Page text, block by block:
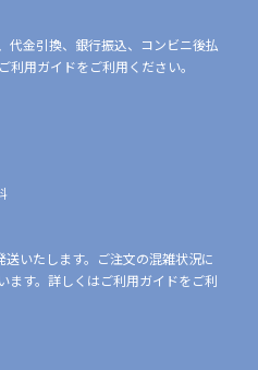
代金引換、銀行振込、コンビニ後払
利用ガイドをご利用ください。
いたします。ご注文の混雑状況に
ます。詳しくはご利用ガイドをご利